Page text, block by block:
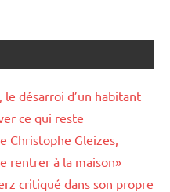
le désarroi d’un habitant
ce qui reste
Christophe Gleizes,
rentrer à la maison»
critiqué dans son propre